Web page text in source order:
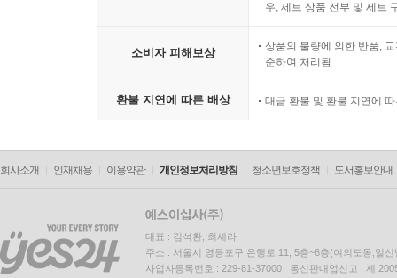
우, 세트 상품 전부 및 세트
소비자 피해보상
상품의 불량에 의한 반품,
준하여 처리됨
환불 지연에 따른 배상 대금 환불 및 환불 지연에
회사소개 인재채용 이용약관 개인정보처리방침 청소년보호정책 도서홍보안내
대표 : 김석환, 최세라
주소 : 서울시 영등포구 은행로 11, 5층~6층(여의도동,일신
사업자등록번호 : 229-81-37000 통신판매업신고 : 제